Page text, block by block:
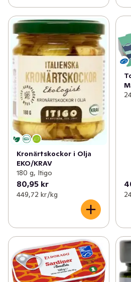
Kronärtskockor i Olja
EKO/KRAV
180 g, Itigo
80,95 kr
449,72 kr /kg